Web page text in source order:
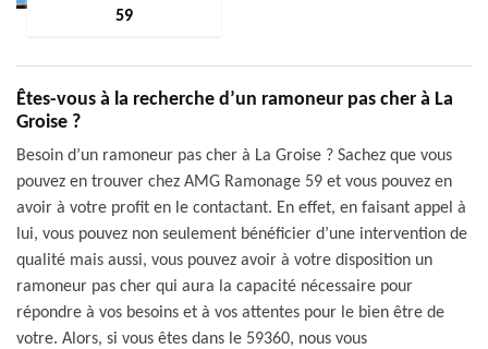
59
Êtes-vous à la recherche d’un ramoneur pas cher à La
Groise ?
Besoin d’un ramoneur pas cher à La Groise ? Sachez que vous
pouvez en trouver chez AMG Ramonage 59 et vous pouvez en
avoir à votre profit en le contactant. En effet, en faisant appel à
lui, vous pouvez non seulement bénéficier d’une intervention de
qualité mais aussi, vous pouvez avoir à votre disposition un
ramoneur pas cher qui aura la capacité nécessaire pour
répondre à vos besoins et à vos attentes pour le bien être de
votre. Alors, si vous êtes dans le 59360, nous vous